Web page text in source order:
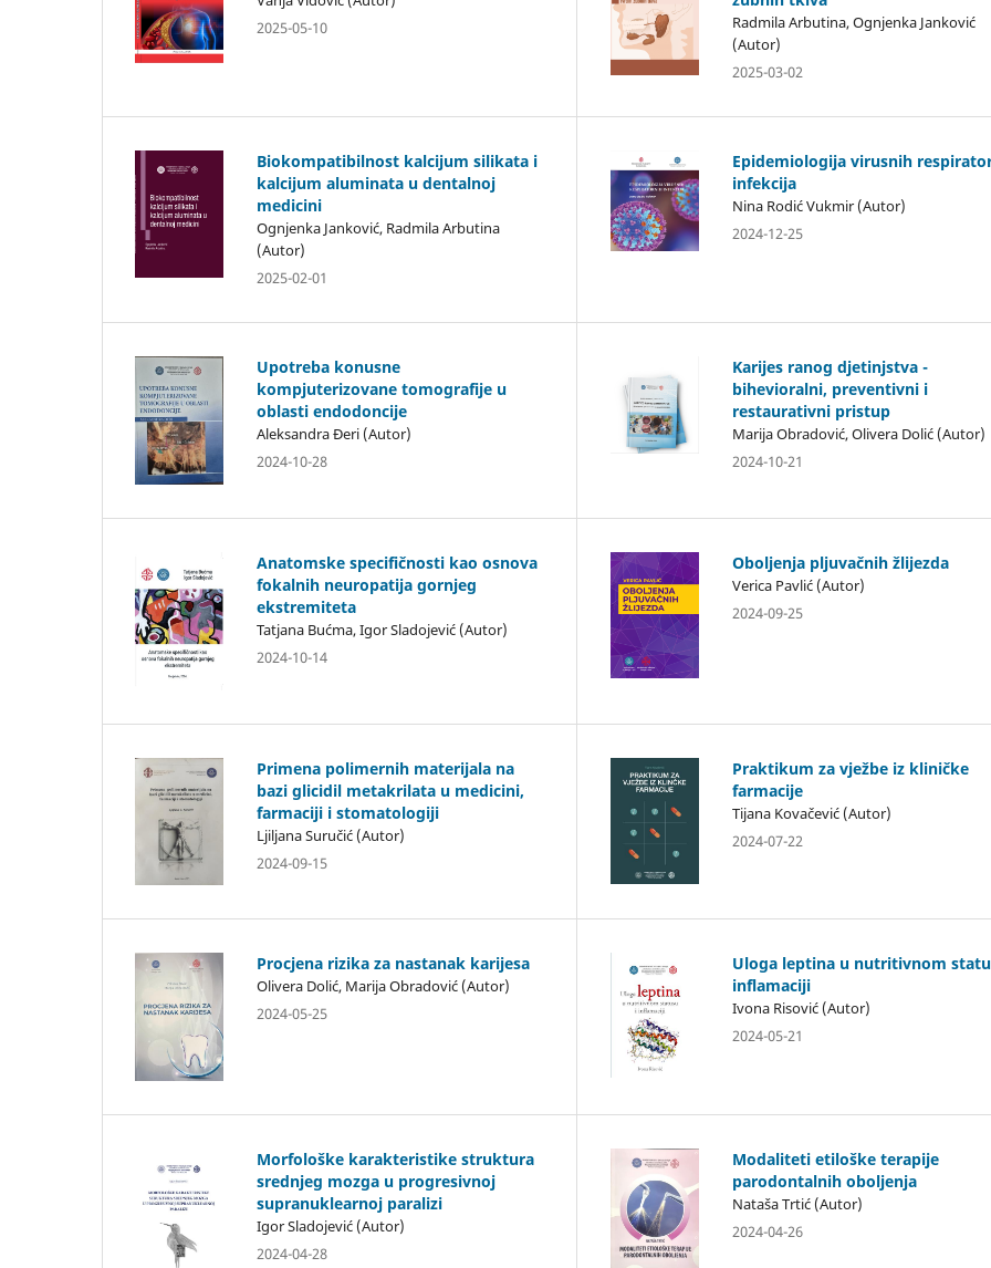
2025-05-10
Radmila Arbutina, Ognjenka Janković
(Autor)
2025-03-02
Biokompatibilnost kalcijum silikata i
kalcijum aluminata u dentalnoj
medicini
Ognjenka Janković, Radmila Arbutina
(Autor)
2025-02-01
Epidemiologija virusnih
infekcija
Nina Rodić Vukmir (Autor)
2024-12-25
Upotreba konusne
kompjuterizovane tomografije u
oblasti endodoncije
Aleksandra Đeri (Autor)
2024-10-28
Karijes ranog djetinjstva -
bihevioralni, preventivni i
restaurativni pristup
Marija Obradović, Olivera Dolić (Autor)
2024-10-21
Anatomske specifičnosti kao osnova
fokalnih neuropatija gornjeg
ekstremiteta
Tatjana Bućma, Igor Sladojević (Autor)
2024-10-14
Oboljenja pljuvačnih žlijezda
Verica Pavlić (Autor)
2024-09-25
Primena polimernih materijala na
bazi glicidil metakrilata u medicini,
farmaciji i stomatologiji
Ljiljana Suručić (Autor)
2024-09-15
Praktikum za vježbe iz kliničke
farmacije
Tijana Kovačević (Autor)
2024-07-22
Procjena rizika za nastanak karijesa
Olivera Dolić, Marija Obradović (Autor)
2024-05-25
Uloga leptina u nutritivnom
inflamaciji
Ivona Risović (Autor)
2024-05-21
Morfološke karakteristike struktura
srednjeg mozga u progresivnoj
supranuklearnoj paralizi
Igor Sladojević (Autor)
2024-04-28
Modaliteti etiloške terapije
parodontalnih oboljenja
Nataša Trtić (Autor)
2024-04-26